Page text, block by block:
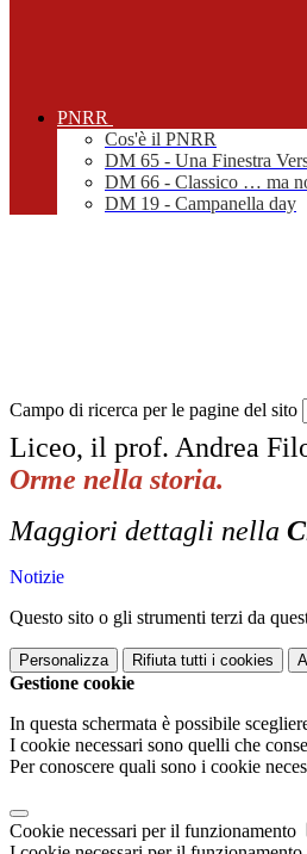
PNRR
Cos'è il PNRR
DM 65 - Una Finestra
DM 66 - Classico … ma
DM 19 - Campanella day
Campo di ricerca per le pagine del sito
Liceo, il prof. Andrea
Orme nella storia.
Maggiori dettagli nella
Notizie
Questo sito o gli strumenti terzi da
Personalizza Rifiuta tutti i cookies
Gestione cookie
In questa schermata è possibile
I cookie necessari sono quelli che
Per conoscere quali sono i cookie
Cookie necessari per il funzionamento